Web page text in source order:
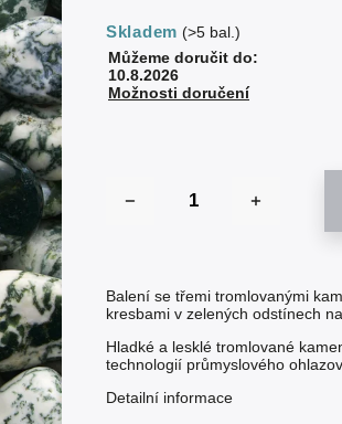
Skladem (>5 bal.)
Můžeme doručit do:
10.8.2026
Možnosti doručení
Balení se třemi tromlovanými
kresbami v zelených odstínech
Hladké a lesklé tromlované
technologií průmyslového
Detailní informace